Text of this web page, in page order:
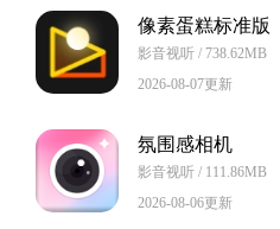
像素蛋糕标准版
影音视听 / 738.62MB
2026-08-07更新
氛围感相机
影音视听 / 111.86MB
2026-08-06更新